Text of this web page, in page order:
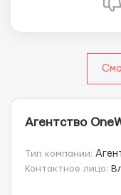
Агентство
Тип компании:
Контактное лицо: